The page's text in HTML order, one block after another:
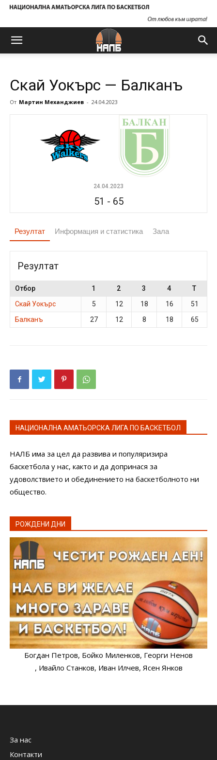
Скай Уокърс — Балканъ
От Мартин Механджиев - 24.04.2023
24.04.2023
51 - 65
Резултат Информация и статистика Зала
Резултат
Отбор 1 2 3 4
T
Скай Уокърс
5 12 18 16
51
Балканъ
27 12 8 18 65
НАЦИОНАЛНА АМАТЬОРСКА ЛИГА ПО БАСКЕТБОЛ
НАЛБ има за цел да развива и популяризира
баскетбола у нас, както и да допринася за
удоволствието и обединението на баскетболното ни
общество.
РОЖДЕНИ ДНИ
Богдан Петров, Бойко Миленков, Георги Ненов
, Ивайло Станков, Иван Илчев, Ясен Янков
За нас
Контакти